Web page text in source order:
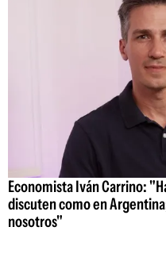
Economista Iván Carrino:
discuten como en
nosotros"